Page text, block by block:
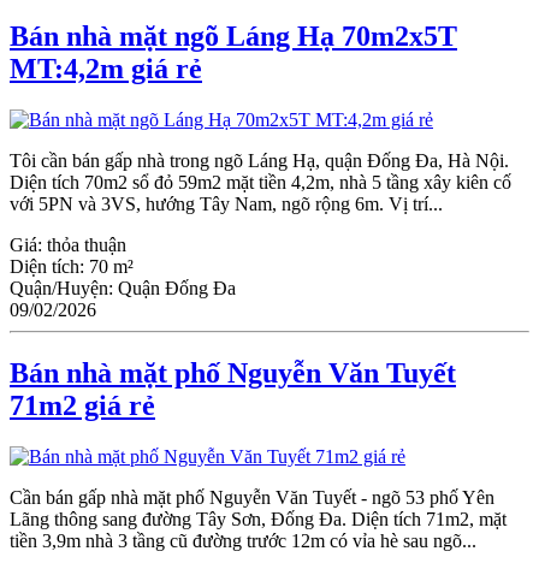
Bán nhà mặt ngõ Láng Hạ 70m2x5T
MT:4,2m giá rẻ
Tôi cần bán gấp nhà trong ngõ Láng Hạ, quận Đống Đa, Hà Nội.
Diện tích 70m2 sổ đỏ 59m2 mặt tiền 4,2m, nhà 5 tầng xây kiên cố
với 5PN và 3VS, hướng Tây Nam, ngõ rộng 6m. Vị trí...
Giá: thỏa thuận
Diện tích: 70 m²
Quận/Huyện: Quận Đống Đa
09/02/2026
Bán nhà mặt phố Nguyễn Văn Tuyết
71m2 giá rẻ
Cần bán gấp nhà mặt phố Nguyễn Văn Tuyết - ngõ 53 phố Yên
Lãng thông sang đường Tây Sơn, Đống Đa. Diện tích 71m2, mặt
tiền 3,9m nhà 3 tầng cũ đường trước 12m có vỉa hè sau ngõ...